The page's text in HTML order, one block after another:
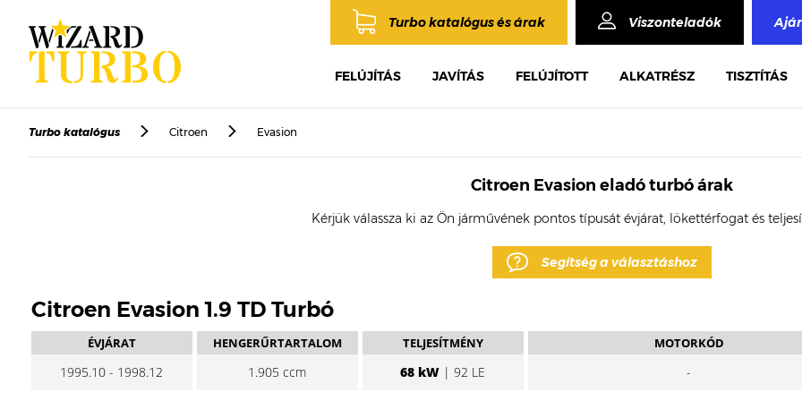
Turbo katalógus és árak Viszonteladók
FELÚJÍTÁS JAVÍTÁS FELÚJÍTOTT ALKATRÉSZ TISZTÍTÁS
Turbo katalógus Citroen Evasion
Citroen Evasion eladó turbó árak
Kérjük válassza ki az Ön járművének pontos típusát évjárat, lökettérfogat és
Segítség a választáshoz
Citroen Evasion 1.9 TD Turbó
ÉVJÁRAT
1995.10 - 1998.12
HENGERŰRTARTALOM
1.905 ccm
TELJESÍTMÉNY
68 kW | 92 LE
MOTORKÓD
-